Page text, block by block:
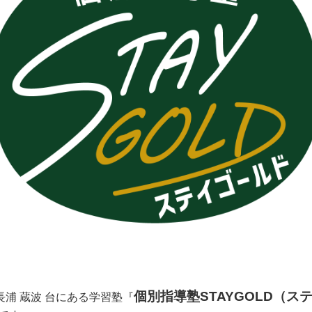
浦 蔵波 台にある学習塾 『個別指導塾STAYGOLD（ス